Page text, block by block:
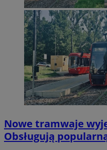
Nowe tramwaje
Obsługują